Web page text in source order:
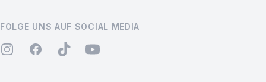
FOLGE UNS AUF SOCIAL MEDIA
instagramfacebook
tiktok youtube